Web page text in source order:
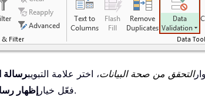
التحقق من صحة البيانات، اختر علامة التبويبرسالة
فعّل خيار إظهار
.